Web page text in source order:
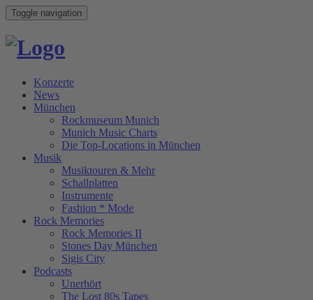
Toggle navigation
Konzerte
News
München
Rockmuseum Munich
Munich Music Charts
Die Top-Locations in München
Musik
Musiktouren & Mehr
Schallplatten
Instrumente
Fashion * Mode
Rock Memories
Rock Memories II
Stones Day München
Sigis City
Podcasts
Unerhört
The Lost 80s Tapes